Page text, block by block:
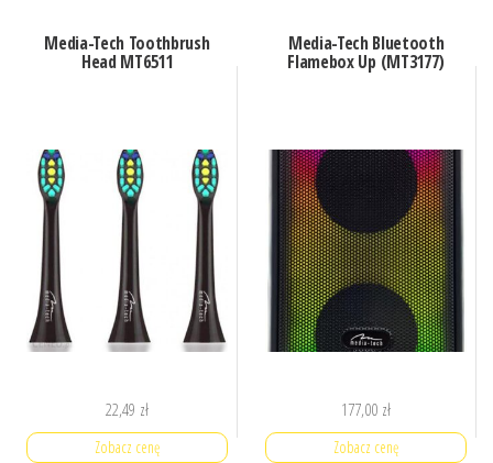
Media-Tech Toothbrush
Head MT6511
22,49 zł
Zobacz cenę
Media-Tech Bluetooth
Flamebox Up (MT3177)
177,00 zł
Zobacz cenę